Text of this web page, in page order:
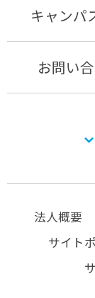
キャンパ
お問い
法人概要
サイト